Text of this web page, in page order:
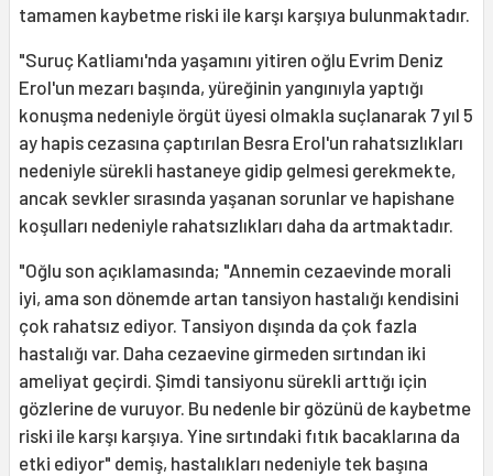
tamamen kaybetme riski ile karşı karşıya bulunmaktadır.
"Suruç Katliamı'nda yaşamını yitiren oğlu Evrim Deniz
Erol'un mezarı başında, yüreğinin yangınıyla yaptığı
konuşma nedeniyle örgüt üyesi olmakla suçlanarak 7 yıl 5
ay hapis cezasına çaptırılan Besra Erol'un rahatsızlıkları
nedeniyle sürekli hastaneye gidip gelmesi gerekmekte,
ancak sevkler sırasında yaşanan sorunlar ve hapishane
koşulları nedeniyle rahatsızlıkları daha da artmaktadır.
"Oğlu son açıklamasında; "Annemin cezaevinde morali
iyi, ama son dönemde artan tansiyon hastalığı kendisini
çok rahatsız ediyor. Tansiyon dışında da çok fazla
hastalığı var. Daha cezaevine girmeden sırtından iki
ameliyat geçirdi. Şimdi tansiyonu sürekli arttığı için
gözlerine de vuruyor. Bu nedenle bir gözünü de kaybetme
riski ile karşı karşıya. Yine sırtındaki fıtık bacaklarına da
etki ediyor" demiş, hastalıkları nedeniyle tek başına